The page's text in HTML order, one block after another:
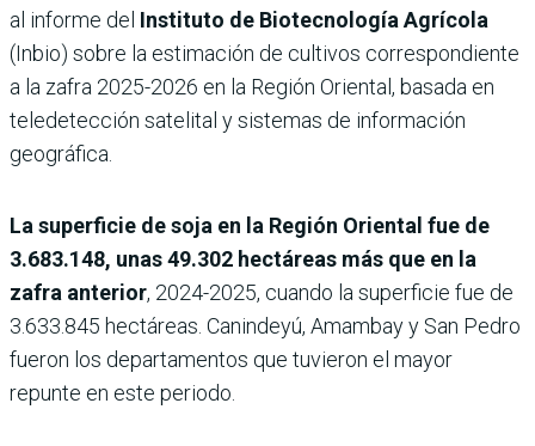
al informe del Instituto de Biotecnología Agrícola
(Inbio) sobre la estimación de cultivos correspondiente
a la zafra 2025-2026 en la Región Oriental, basada en
teledetección satelital y sistemas de información
geográfica.
La superficie de soja en la Región Oriental fue de
3.683.148, unas 49.302 hectáreas más que en la
zafra anterior, 2024-2025, cuando la superficie fue de
3.633.845 hectáreas. Canindeyú, Amambay y San Pedro
fueron los departamentos que tuvieron el mayor
repunte en este periodo.